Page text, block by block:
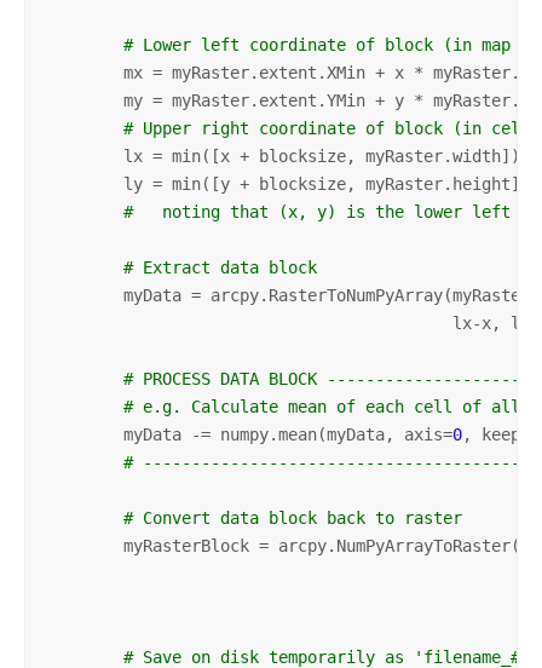
# Lower left coordinate of block (in map
mx = myRaster.extent.XMin + x *
my = myRaster.extent.YMin + y *
# Upper right coordinate of block (in
        lx = min([x + blocksize, myRaster.width])
        ly = min([y + blocksize, myRaster.height])
#   noting that (x, y) is the lower left
# Extract data block
myData =
lx-x,
# PROCESS DATA BLOCK
# e.g. Calculate mean of each cell of all
        myData -= numpy.mean(myData, axis=
0,
#
# Convert data block back to raster
myRasterBlock =
# Save on disk temporarily as